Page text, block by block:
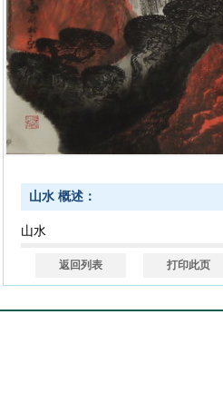
山水 概述：
山水
返回列表 打印此页